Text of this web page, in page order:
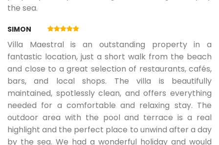
24.08.2027.
01.09.2027. 15.09.2027. 5 210 €
16.09.2027. 30.09.2027. 5 185 €
01.10.2027. 15.10.2027. 5 165 €
the sea.
SIMON
Villa Maestral is an outstanding property in a
fantastic location, just a short walk from the beach
and close to a great selection of restaurants, cafés,
bars, and local shops. The villa is beautifully
maintained, spotlessly clean, and offers everything
needed for a comfortable and relaxing stay. The
outdoor area with the pool and terrace is a real
highlight and the perfect place to unwind after a day
by the sea. We had a wonderful holiday and would